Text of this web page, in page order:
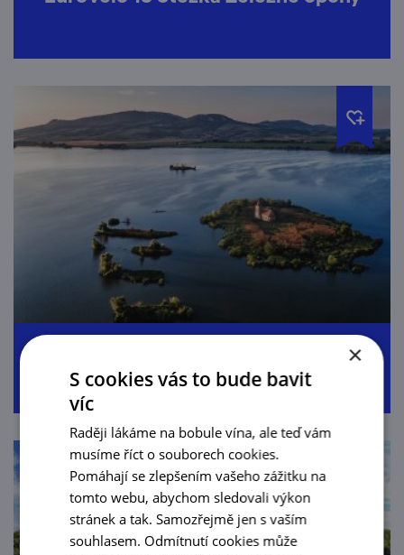
×
S cookies vás to bude bavit
víc
Raději lákáme na bobule vína, ale teď vám
musíme říct o souborech cookies.
Pomáhají se zlepšením vašeho zážitku na
tomto webu, abychom sledovali výkon
stránek a tak. Samozřejmě jen s vaším
souhlasem. Odmítnutí cookies může